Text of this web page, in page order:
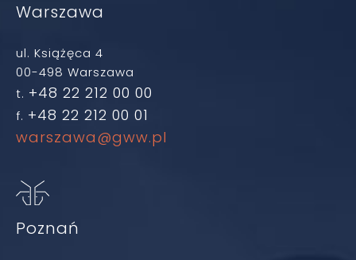
Warszawa
ul. Książęca 4
00-498 Warszawa
t. +48 22 212 00 00
f. +48 22 212 00 01
warszawa@gww.pl
Poznań